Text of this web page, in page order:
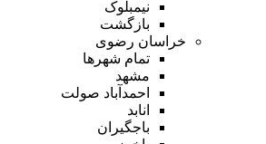
نیمبلوک
بازگشت
خراسان رضوی
تمام شهر‌ها
مشهد
احمدآباد صولت
انابد
باجگیران